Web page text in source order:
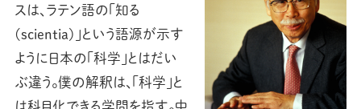
スは、ラテン語の「知る
(scientia)」という語源が示す
ように日本の「科学」とはだい
ぶ違う。僕の解釈は、「科学」と